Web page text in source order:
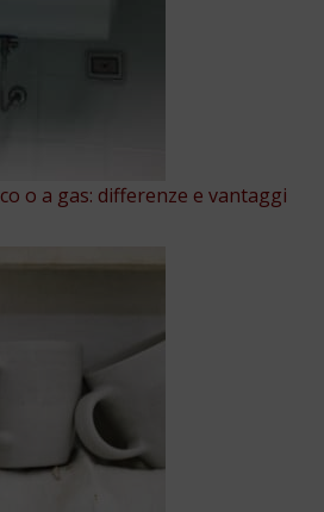
o a gas: differenze e vantaggi